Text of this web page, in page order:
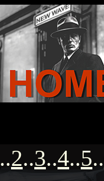
..2..3..4..5..